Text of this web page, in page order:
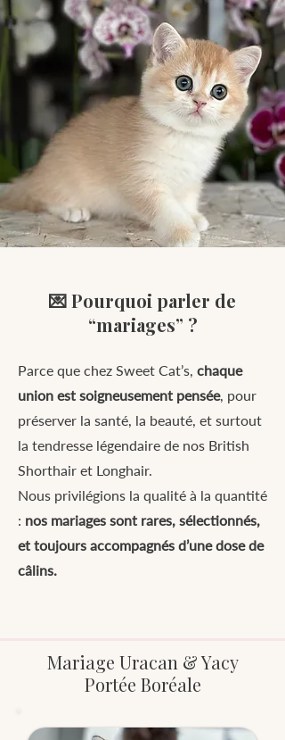
💌 Pourquoi parler de
“mariages” ?
Parce que chez Sweet Cat’s, chaque
union est soigneusement pensée, pour
préserver la santé, la beauté, et surtout
la tendresse légendaire de nos British
Shorthair et Longhair.
Nous privilégions la qualité à la quantité
: nos mariages sont rares, sélectionnés,
et toujours accompagnés d’une dose de
câlins.
Mariage Uracan & Yacy
Portée Boréale